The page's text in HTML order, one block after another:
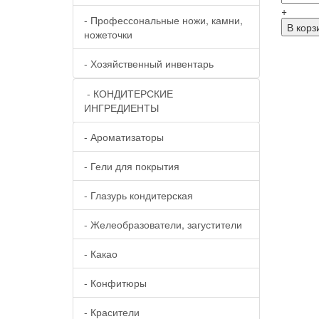
- Профессональные ножи, камни,
ножеточки
- Хозяйственный инвентарь
- КОНДИТЕРСКИЕ
ИНГРЕДИЕНТЫ
- Ароматизаторы
- Гели для покрытия
- Глазурь кондитерская
- Желеобразователи, загустители
- Какао
- Конфитюры
- Красители
+
В